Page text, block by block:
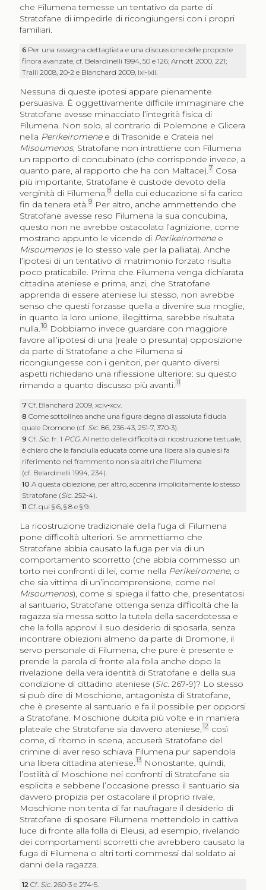
che Filumena temesse un tentativo da parte di
Stratofane di impedirle di ricongiungersi con i propri
familiari.
6 Per una rassegna dettagliata e una discussione delle proposte
finora avanzate, cf. Belardinelli 1994, 50 e 126; Arnott 2000, 221;
Traill 2008, 20‑2 e Blanchard 2009, lxi‑lxii.
Nessuna di queste ipotesi appare pienamente
persuasiva. È oggettivamente difficile immaginare che
Stratofane avesse minacciato l’integrità fisica di
Filumena. Non solo, al contrario di Polemone e Glicera
nella Perikeiromenee di Trasonide e Crateia nel
Misoumenos, Stratofane non intrattiene con Filumena
un rapporto di concubinato (che corrisponde invece, a
quanto pare, al rapporto che ha con Maltace).7 Cosa
più importante, Stratofane è custode devoto della
verginità di Filumena,8 della cui educazione si fa carico
fin da tenera età.9 Per altro, anche ammettendo che
Stratofane avesse reso Filumena la sua concubina,
questo non ne avrebbe ostacolato l’agnizione, come
mostrano appunto le vicende di Perikeiromenee
Misoumenos(e lo stesso vale per la palliata). Anche
l’ipotesi di un tentativo di matrimonio forzato risulta
poco praticabile. Prima che Filumena venga dichiarata
cittadina ateniese e prima, anzi, che Stratofane
apprenda di essere ateniese lui stesso, non avrebbe
senso che questi forzasse quella a divenire sua moglie,
in quanto la loro unione, illegittima, sarebbe risultata
nulla.10 Dobbiamo invece guardare con maggiore
favore all’ipotesi di una (reale o presunta) opposizione
da parte di Stratofane a che Filumena si
ricongiungesse con i genitori, per quanto diversi
aspetti richiedano una riflessione ulteriore: su questo
rimando a quanto discusso più avanti.11
7Cf. Blanchard 2009, xciv‑xcv.
8Come sottolinea anche una figura degna di assoluta fiducia
quale Dromone (cf. Sic. 86, 236‑43, 251‑7, 370‑3).
9Cf. Sic. fr. 1 PCG. Al netto delle difficoltà di ricostruzione testuale,
è chiaro che la fanciulla educata come una libera alla quale si fa
riferimento nel frammento non sia altri che Filumena
(cf. Belardinelli 1994, 234).
10A questa obiezione, per altro, accenna implicitamente lo stesso
Stratofane (Sic. 252‑4).
11Cf. qui § 6, § 8 e § 9.
La ricostruzione tradizionale della fuga di Filumena
pone difficoltà ulteriori. Se ammettiamo che
Stratofane abbia causato la fuga per via di un
comportamento scorretto (che abbia commesso un
torto nei confronti di lei, come nella Perikeiromene, o
che sia vittima di un’incomprensione, come nel
Misoumenos), come si spiega il fatto che, presentatosi
al santuario, Stratofane ottenga senza difficoltà che la
ragazza sia messa sotto la tutela della sacerdotessa e
che la folla approvi il suo desiderio di sposarla, senza
incontrare obiezioni almeno da parte di Dromone, il
servo personale di Filumena, che pure è presente e
prende la parola di fronte alla folla anche dopo la
rivelazione della vera identità di Stratofane e della sua
condizione di cittadino ateniese (Sic. 267‑9)? Lo stesso
si può dire di Moschione, antagonista di Stratofane,
che è presente al santuario e fa il possibile per opporsi
a Stratofane. Moschione dubita più volte e in maniera
plateale che Stratofane sia davvero ateniese,12 così
come, di ritorno in scena, accuserà Stratofane del
crimine di aver reso schiava Filumena pur sapendola
una libera cittadina ateniese.13 Nonostante, quindi,
l’ostilità di Moschione nei confronti di Stratofane sia
esplicita e sebbene l’occasione presso il santuario sia
davvero propizia per ostacolare il proprio rivale,
Moschione non tenta di far naufragare il desiderio di
Stratofane di sposare Filumena mettendolo in cattiva
luce di fronte alla folla di Eleusi, ad esempio, rivelando
dei comportamenti scorretti che avrebbero causato la
fuga di Filumena o altri torti commessi dal soldato ai
danni della ragazza.
12Cf. Sic. 260‑3 e 274‑5.